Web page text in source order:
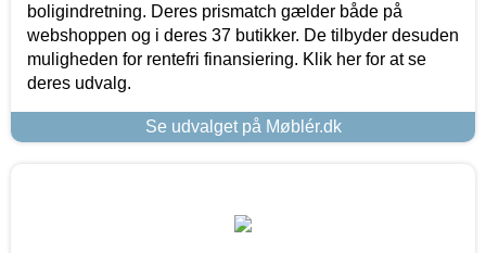
boligindretning. Deres prismatch gælder både på
webshoppen og i deres 37 butikker. De tilbyder desuden
muligheden for rentefri finansiering. Klik her for at se
deres udvalg.
Se udvalget på Møblér.dk